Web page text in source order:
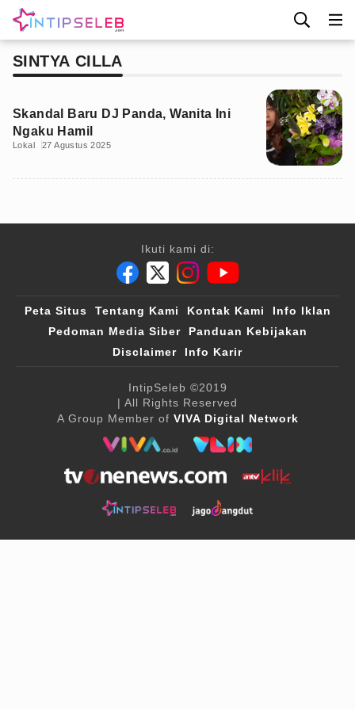
SINTYA CILLA
Skandal Baru DJ Panda, Wanita Ini
Ngaku Hamil
Lokal 27 Agustus 2025
Ikuti kami di:
Peta Situs Tentang Kami Kontak Kami
Info Iklan
Pedoman Media Siber
Panduan Kebijakan
Disclaimer
Info Karir
IntipSeleb ©2019
| All Rights Reserved
A Group Member of VIVA Digital Network